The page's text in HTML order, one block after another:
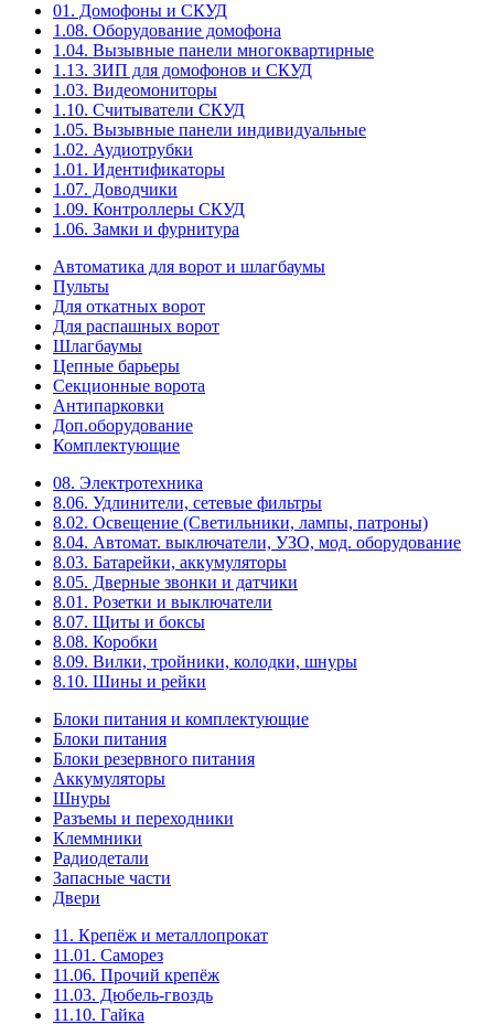
01. Домофоны и СКУД
1.08. Оборудование домофона
1.04. Вызывные панели многоквартирные
1.13. ЗИП для домофонов и СКУД
1.03. Видеомониторы
1.10. Считыватели СКУД
1.05. Вызывные панели индивидуальные
1.02. Аудиотрубки
1.01. Идентификаторы
1.07. Доводчики
1.09. Контроллеры СКУД
1.06. Замки и фурнитура
Автоматика для ворот и шлагбаумы
Пульты
Для откатных ворот
Для распашных ворот
Шлагбаумы
Цепные барьеры
Секционные ворота
Антипарковки
Доп.оборудование
Комплектующие
08. Электротехника
8.06. Удлинители, сетевые фильтры
8.02. Освещение (Светильники, лампы, патроны)
8.04. Автомат. выключатели, УЗО, мод. оборудование
8.03. Батарейки, аккумуляторы
8.05. Дверные звонки и датчики
8.01. Розетки и выключатели
8.07. Щиты и боксы
8.08. Коробки
8.09. Вилки, тройники, колодки, шнуры
8.10. Шины и рейки
Блоки питания и комплектующие
Блоки питания
Блоки резервного питания
Аккумуляторы
Шнуры
Разъемы и переходники
Клеммники
Радиодетали
Запасные части
Двери
11. Крепёж и металлопрокат
11.01. Саморез
11.06. Прочий крепёж
11.03. Дюбель-гвоздь
11.10. Гайка